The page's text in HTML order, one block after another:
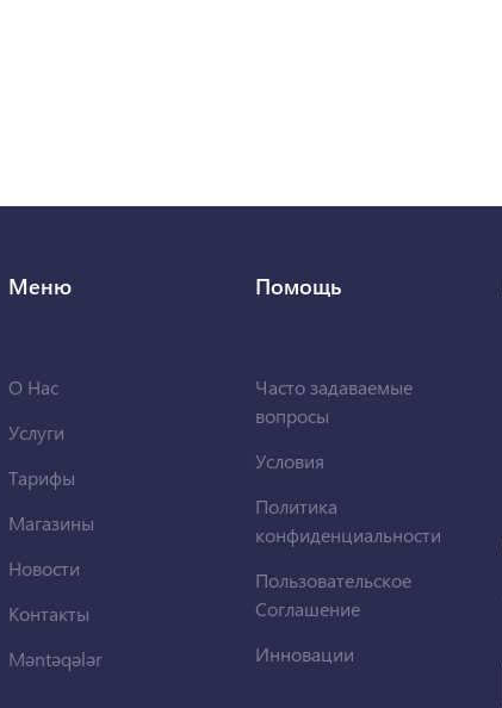
Меню
О Нас
Услуги
Тарифы
Магазины
Новости
Контакты
Məntəqələr
Помощь
Часто задаваемые
вопросы
Условия
Политика
конфиденциальности
Пользовательское
Соглашение
Инновации